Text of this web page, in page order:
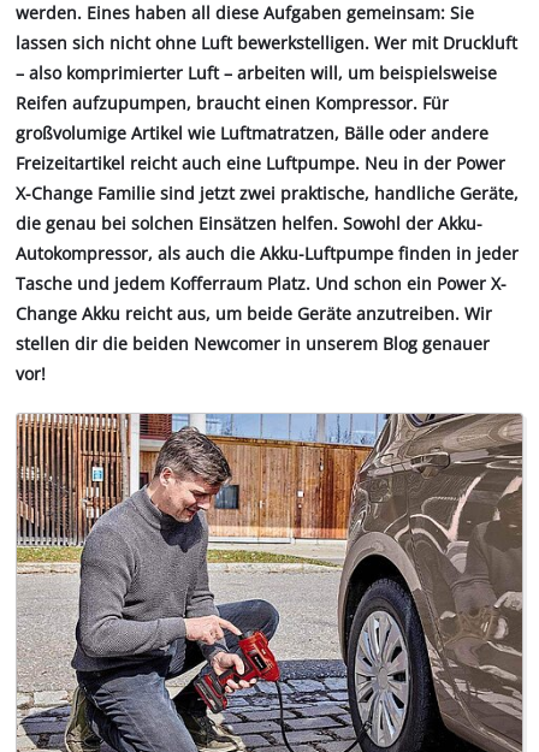
werden. Eines haben all diese Aufgaben gemeinsam: Sie
lassen sich nicht ohne Luft bewerkstelligen. Wer mit Druckluft
– also komprimierter Luft – arbeiten will, um beispielsweise
Reifen aufzupumpen, braucht einen Kompressor. Für
großvolumige Artikel wie Luftmatratzen, Bälle oder andere
Freizeitartikel reicht auch eine Luftpumpe. Neu in der Power
X-Change Familie sind jetzt zwei praktische, handliche Geräte,
die genau bei solchen Einsätzen helfen. Sowohl der Akku-
Autokompressor, als auch die Akku-Luftpumpe finden in jeder
Tasche und jedem Kofferraum Platz. Und schon ein Power X-
Change Akku reicht aus, um beide Geräte anzutreiben. Wir
stellen dir die beiden Newcomer in unserem Blog genauer
vor!